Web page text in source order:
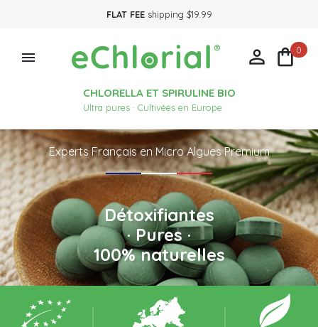
FLAT FEEshipping $19.99

CHLORELLA ET SPIRULINE BIO
Ultra pures · Cultivées en Europe
 0
Détoxifiantes
· Pures ·
100% naturelles
Experts Français en Micro Algues Premium